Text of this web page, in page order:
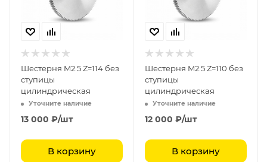
Шестерня M2.5 Z=114 без
ступицы
цилиндрическая
Уточните наличие
13 000 ₽/шт
В корзину
Шестерня M2.5 Z=110 без
ступицы
цилиндрическая
Уточните наличие
12 000 ₽/шт
В корзину